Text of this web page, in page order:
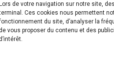
de votre navigation sur notre site,
Ces cookies nous permettent
du site, d’analyser la
vous proposer du contenu et des